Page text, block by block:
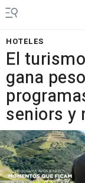
HOTELES
El
gana
seniors y